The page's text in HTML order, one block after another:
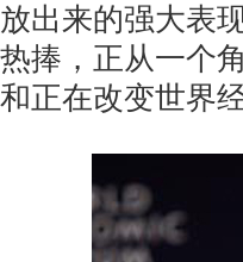
放出来的强大表
热捧，正从一个
和正在改变世界